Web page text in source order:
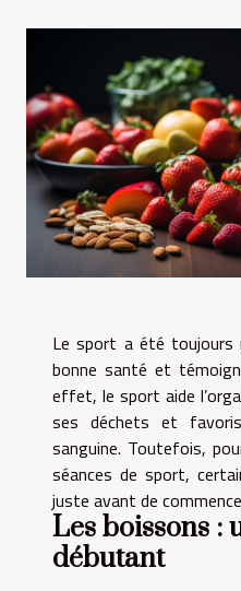
Le sport a été toujours
bonne santé et
effet, le sport aide
ses déchets et
sanguine. Toutefois,
séances de sport,
juste avant de
Les boissons :
débutant